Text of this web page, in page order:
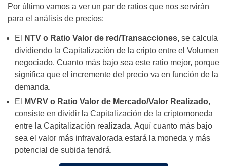
Por último vamos a ver un par de ratios que nos servirán
para el análisis de precios:
El NTV o Ratio Valor de red/Transacciones, se calcula
dividiendo la Capitalización de la cripto entre el Volumen
negociado. Cuanto más bajo sea este ratio mejor, porque
significa que el incremente del precio va en función de la
demanda.
El
MVRV o Ratio Valor de Mercado/Valor Realizado,
consiste en dividir la Capitalización de la criptomoneda
entre la Capitalización realizada. Aquí cuanto más bajo
sea el valor más infravalorada estará la moneda y más
potencial de subida tendrá.